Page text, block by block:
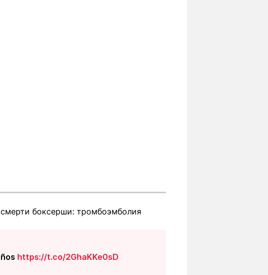
боксерши: тромбоэмболия
https://t.co/2GhaKKe0sD